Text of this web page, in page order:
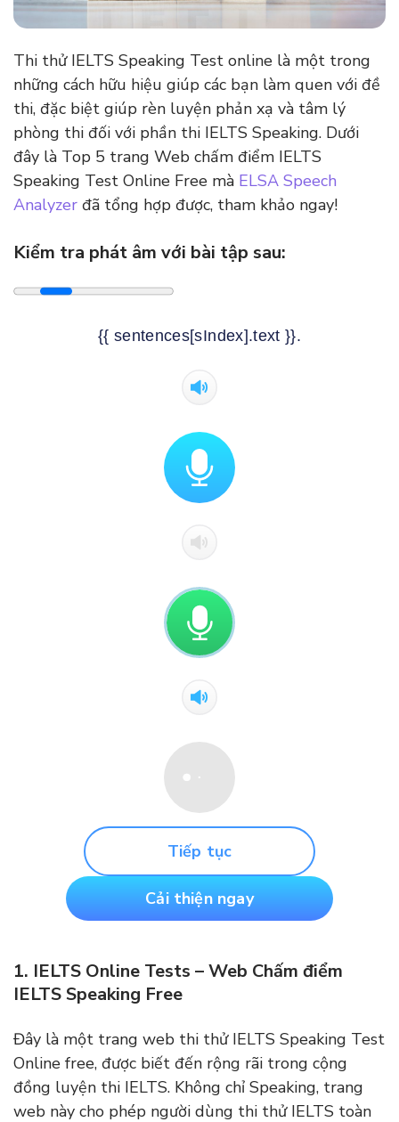
Thi thử IELTS Speaking Test online là một trong
những cách hữu hiệu giúp các bạn làm quen với đề
thi, đặc biệt giúp rèn luyện phản xạ và tâm lý
phòng thi đối với phần thi IELTS Speaking. Dưới
đây là Top 5 trang Web chấm điểm IELTS
Speaking Test Online Free mà ELSA Speech
Analyzer đã tổng hợp được, tham khảo ngay!
Kiểm tra phát âm với bài tập sau:
{{ sentences[sIndex].text }}.
Tiếp tục
Cải thiện ngay
1. IELTS Online Tests – Web Chấm điểm
IELTS Speaking Free
Đây là một trang web thi thử IELTS Speaking Test
Online free, được biết đến rộng rãi trong cộng
đồng luyện thi IELTS. Không chỉ Speaking, trang
web này cho phép người dùng thi thử IELTS toàn